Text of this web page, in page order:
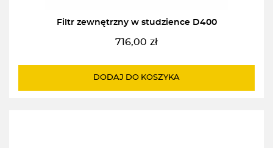
Filtr zewnętrzny w studzience D400
716,00 zł
DODAJ DO KOSZYKA